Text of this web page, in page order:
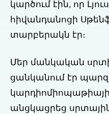
կարծում էին, որ
հիվանդանոցի
տարբերակն էր։
Մեր մանկական
ցանկանում էր
անցկացրեց